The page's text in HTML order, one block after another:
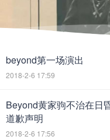
beyond第一场演出
2018-2-6 17:59
Beyond黄家驹不治在日
道歉声明
2018-2-6 17:56